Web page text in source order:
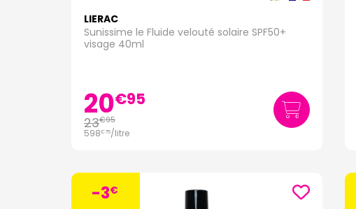
LIERAC
Sunissime le Fluide velouté solaire SPF50+
visage 40ml
20€95
23€95
598€75/litre
-3€